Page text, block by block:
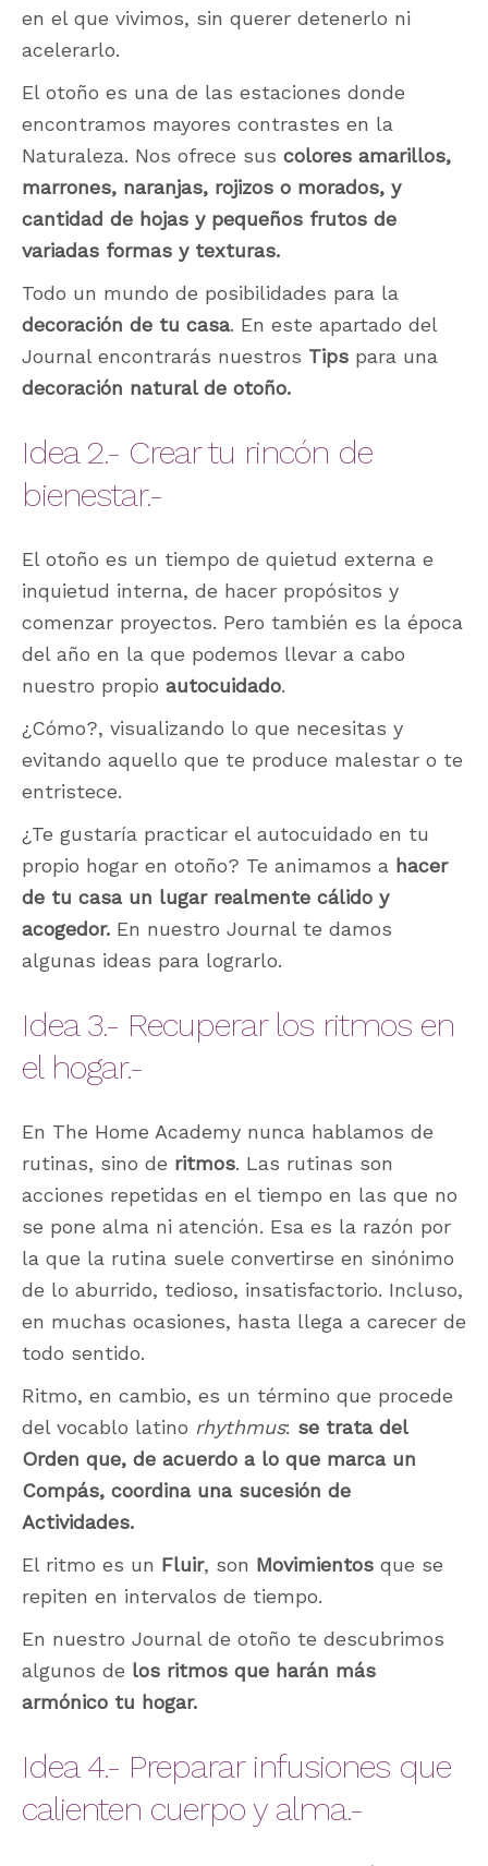
en el que vivimos, sin querer detenerlo ni
acelerarlo.
El otoño es una de las estaciones donde
encontramos mayores contrastes en la
Naturaleza. Nos ofrece sus colores amarillos,
marrones, naranjas, rojizos o morados, y
cantidad de hojas y pequeños frutos de
variadas formas y texturas.
Todo un mundo de posibilidades para la
decoración de tu casa. En este apartado del
Journal encontrarás nuestros Tips para una
decoración natural de otoño.
Idea 2.- Crear tu rincón de
bienestar.-
El otoño es un tiempo de quietud externa e
inquietud interna, de hacer propósitos y
comenzar proyectos. Pero también es la época
del año en la que podemos llevar a cabo
nuestro propio autocuidado.
¿Cómo?, visualizando lo que necesitas y
evitando aquello que te produce malestar o te
entristece.
¿Te gustaría practicar el autocuidado en tu
propio hogar en otoño? Te animamos a hacer
de tu casa un lugar realmente cálido y
acogedor. En nuestro Journal te damos
algunas ideas para lograrlo.
Idea 3.- Recuperar los ritmos en
el hogar.-
En The Home Academy nunca hablamos de
rutinas, sino de ritmos. Las rutinas son
acciones repetidas en el tiempo en las que no
se pone alma ni atención. Esa es la razón por
la que la rutina suele convertirse en sinónimo
de lo aburrido, tedioso, insatisfactorio. Incluso,
en muchas ocasiones, hasta llega a carecer de
todo sentido.
Ritmo, en cambio, es un término que procede
del vocablo latino rhythmus: se trata del
Orden que, de acuerdo a lo que marca un
Compás, coordina una sucesión de
Actividades.
El ritmo es un Fluir, son Movimientos que se
repiten en intervalos de tiempo.
En nuestro Journal de otoño te descubrimos
algunos de los ritmos que harán más
armónico tu hogar.
Idea 4.- Preparar infusiones que
calienten cuerpo y alma.-